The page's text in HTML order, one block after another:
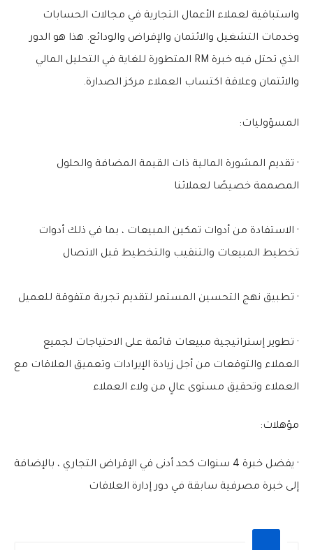
واستباقية لعملاء الأعمال التجارية في مجالات الحسابات
وخدمات التشغيل والائتمان والإقراض والودائع. هذا هو الدور
الذي تحتل فيه خبرة RM المتطورة للغاية في التحليل المالي
والائتمان وعلاقة اكتساب العملاء مركز الصدارة.
المسؤوليات:
· تقديم المشورة المالية ذات القيمة المضافة والحلول
المصممة خصيصًا لعملائنا
· الاستفادة من أدوات تمكين المبيعات ، بما في ذلك أدوات
تخطيط المبيعات والتنقيب والتخطيط قبل الاتصال
· تطبيق نهج التحسين المستمر لتقديم تجربة متفوقة للعميل
· تطوير إستراتيجية مبيعات قائمة على الاحتياجات لجميع
العملاء والتوقعات من أجل زيادة الإيرادات وتعميق العلاقات مع
العملاء وتحقيق مستوى عالٍ من ولاء العملاء
مؤهلات:
· يفضل خبرة 4 سنوات كحد أدنى في الإقراض التجاري ، بالإضافة
إلى خبرة مصرفية سابقة في دور إدارة العلاقات